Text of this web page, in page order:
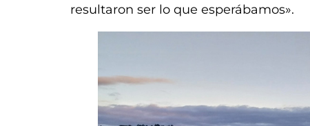
resultaron ser lo que esperábamos».